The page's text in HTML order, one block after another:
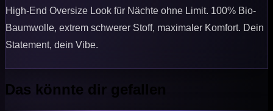
High-End Oversize Look für Nächte ohne Limit. 100% Bio-
Baumwolle, extrem schwerer Stoff, maximaler Komfort. Dein
Statement, dein Vibe.
Das könnte dir gefallen